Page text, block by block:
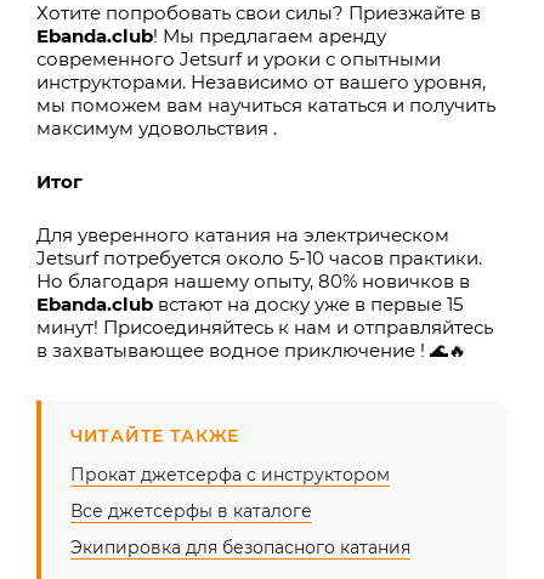
Хотите попробовать свои силы? Приезжайте в
Ebanda.club! Мы предлагаем аренду
современного Jetsurf и уроки с опытными
инструкторами. Независимо от вашего уровня,
мы поможем вам научиться кататься и получить
максимум удовольствия .
Итог
Для уверенного катания на электрическом
Jetsurf потребуется около 5-10 часов практики.
Но благодаря нашему опыту, 80% новичков в
Ebanda.club встают на доску уже в первые 15
минут! Присоединяйтесь к нам и отправляйтесь
в захватывающее водное приключение ! 🌊🔥
ЧИТАЙТЕ ТАКЖЕ
Прокат джетсерфа с инструктором
Все джетсерфы в каталоге
Экипировка для безопасного катания